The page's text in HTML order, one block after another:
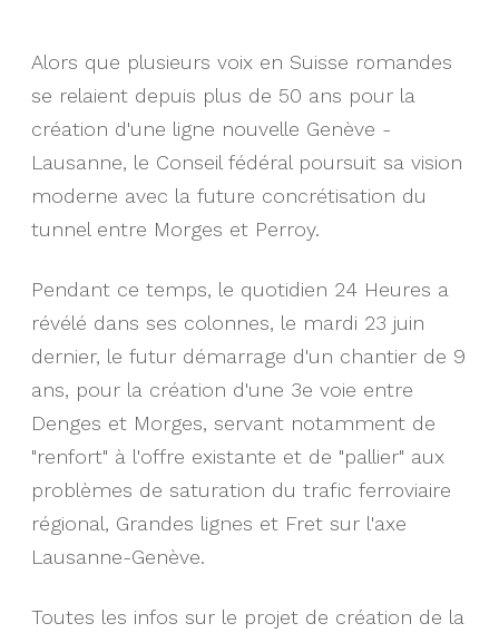
Alors que plusieurs voix en Suisse romandes
se relaient depuis plus de 50 ans pour la
création d'une ligne nouvelle Genève -
Lausanne, le Conseil fédéral poursuit sa vision
moderne avec la future concrétisation du
tunnel entre Morges et Perroy.
Pendant ce temps, le quotidien 24 Heures a
révélé dans ses colonnes, le mardi 23 juin
dernier, le futur démarrage d'un chantier de 9
ans, pour la création d'une 3e voie entre
Denges et Morges, servant notamment de
"renfort" à l'offre existante et de "pallier" aux
problèmes de saturation du trafic ferroviaire
régional, Grandes lignes et Fret sur l'axe
Lausanne-Genève.
Toutes les infos sur le projet de création de la